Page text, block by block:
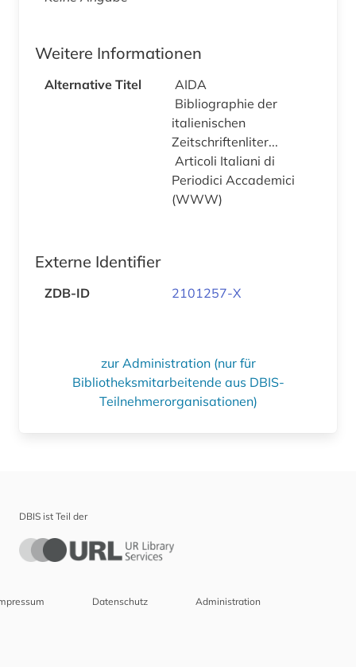
Weitere Informationen
Alternative Titel
AIDA
Bibliographie der
italienischen
Zeitschriftenliter...
Articoli Italiani di
Periodici Accademici
(WWW)
Externe Identifier
ZDB-ID 2101257-X
zur Administration (nur für
Bibliotheksmitarbeitende aus DBIS-
Teilnehmerorganisationen)
DBIS ist Teil der
Datenschutz Administration